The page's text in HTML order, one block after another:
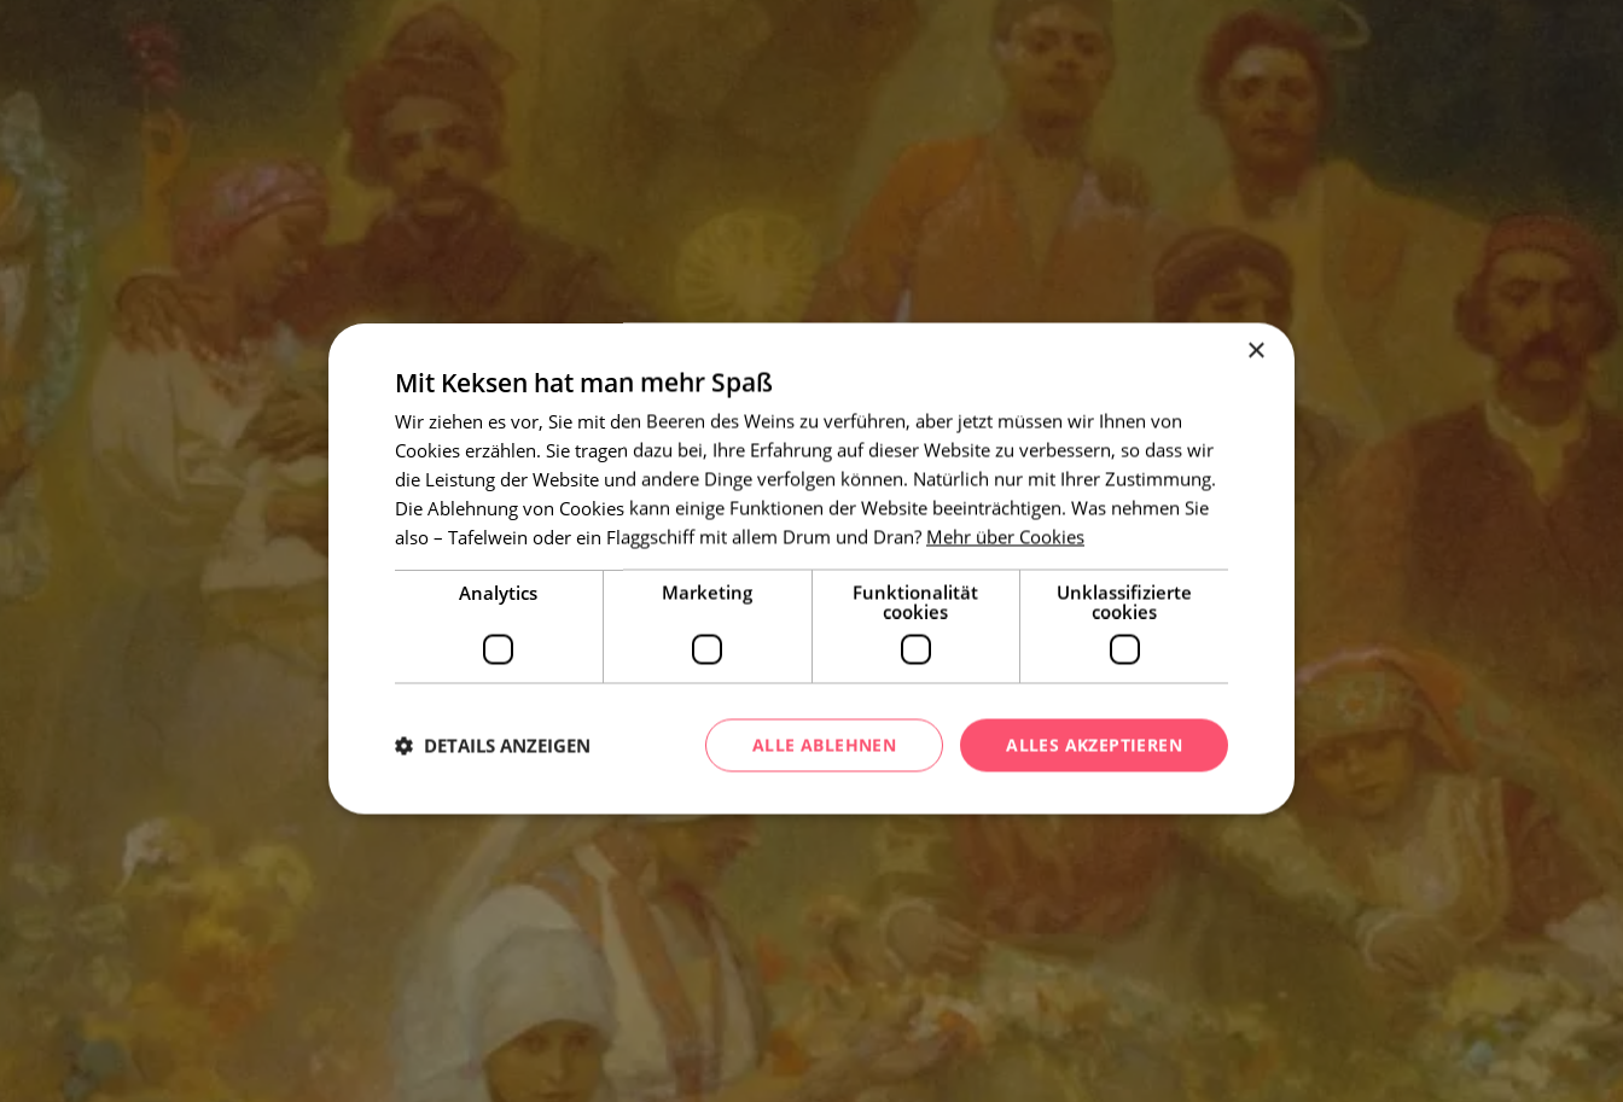
×
Mit Keksen hat man mehr Spaß
Wir ziehen es vor, Sie mit den Beeren des Weins zu verführen, aber jetzt müssen wir Ihnen von
Cookies erzählen. Sie tragen dazu bei, Ihre Erfahrung auf dieser Website zu verbessern, so dass wir
die Leistung der Website und andere Dinge verfolgen können. Natürlich nur mit Ihrer Zustimmung.
Die Ablehnung von Cookies kann einige Funktionen der Website beeinträchtigen. Was nehmen Sie
also – Tafelwein oder ein Flaggschiff mit allem Drum und Dran? Mehr über Cookies
Analytics Marketing
Funktionalität
cookies
Unklassifizierte
cookies
ALLES AKZEPTIEREN
ALLE ABLEHNEN
DETAILS ANZEIGEN